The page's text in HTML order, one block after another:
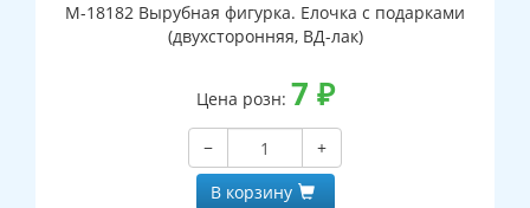
М-18182 Вырубная фигурка. Елочка с подарками
(двухсторонняя, ВД-лак)
Цена розн: 7 ₽
−
+
В корзину